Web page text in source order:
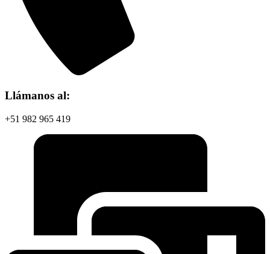
Llámanos al:
+51 982 965 419